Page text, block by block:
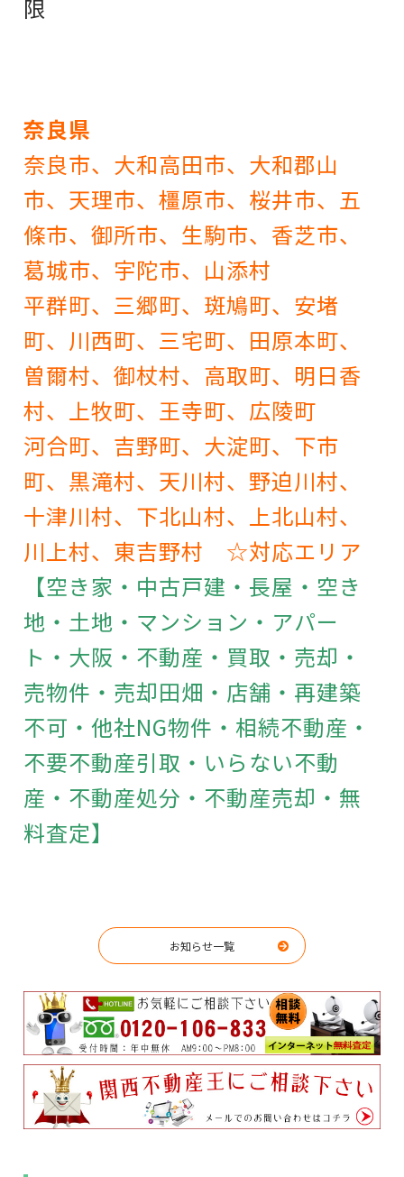
限
奈良県
奈良市、大和高田市、大和郡山
市、天理市、橿原市、桜井市、五
條市、御所市、生駒市、香芝市、
葛城市、宇陀市、山添村
平群町、三郷町、斑鳩町、安堵
町、川西町、三宅町、田原本町、
曽爾村、御杖村、高取町、明日香
村、上牧町、王寺町、広陵町
河合町、吉野町、大淀町、下市
町、黒滝村、天川村、野迫川村、
十津川村、下北山村、上北山村、
川上村、東吉野村 ☆対応エリア
【空き家・中古戸建・長屋・空き
地・土地・マンション・アパー
ト・大阪・不動産・買取・売却・
売物件・売却田畑・店舗・再建築
不可・他社NG物件・相続不動産・
不要不動産引取・いらない不動
産・不動産処分・不動産売却・無
料査定】
お知らせ一覧